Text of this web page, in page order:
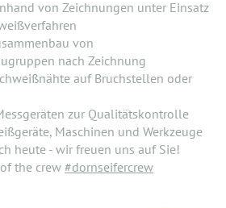
von Zeichnungen unter Einsatz
von
nach Zeichnung
auf Bruchstellen oder
zur Qualitätskontrolle
Maschinen und Werkzeuge
heute - wir freuen uns auf Sie!
the crew #dornseifercrew